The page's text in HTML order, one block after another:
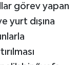
görev yapan
yurt dışına